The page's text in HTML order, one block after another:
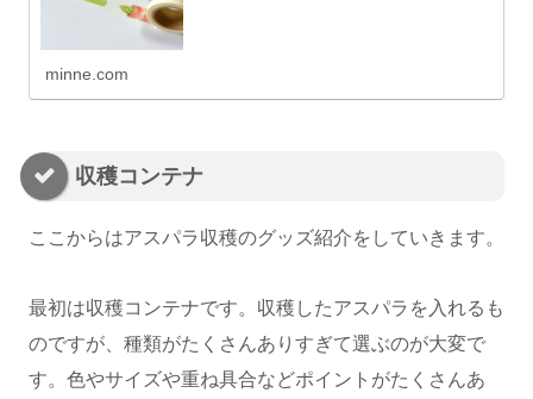
minne.com
収穫コンテナ
ここからはアスパラ収穫のグッズ紹介をしていきます。
最初は収穫コンテナです。収穫したアスパラを入れるも
のですが、種類がたくさんありすぎて選ぶのが大変で
す。色やサイズや重ね具合などポイントがたくさんあ